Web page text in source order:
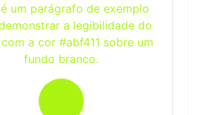
um parágrafo de exemplo
a legibilidade do
a cor #abf411 sobre um
fundo branco.